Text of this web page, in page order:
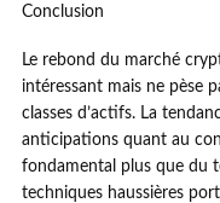
Conclusion
Le rebond du marché
intéressant mais ne pèse
classes d’actifs. La
anticipations quant au
fondamental plus que du
techniques haussières